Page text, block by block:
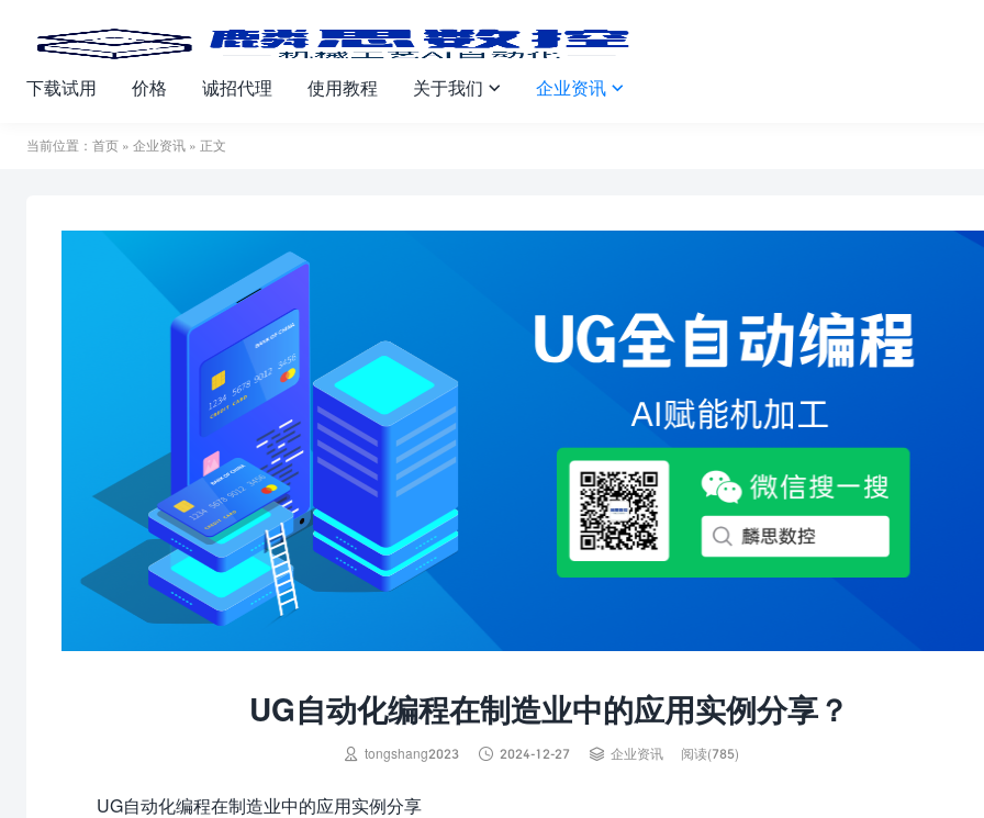
下载试用 价格 诚招代理 使用教程 关于我们  企业资讯 
当前位置： 首页 » 企业资讯 » 正文
UG自动化编程在制造业中的应用实例分享？
 tongshang2023  2024-12-27  企业资讯 阅读(785)
UG自动化编程在制造业中的应用实例分享